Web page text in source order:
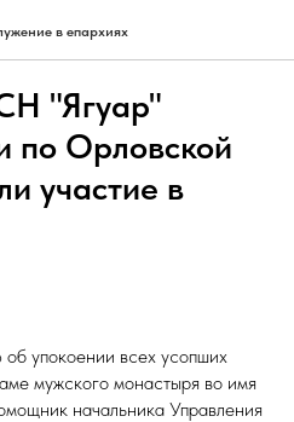
в епархиях
"Ягуар"
Орловской
участие в
упокоении всех усопших
мужского монастыря во имя
начальника Управления